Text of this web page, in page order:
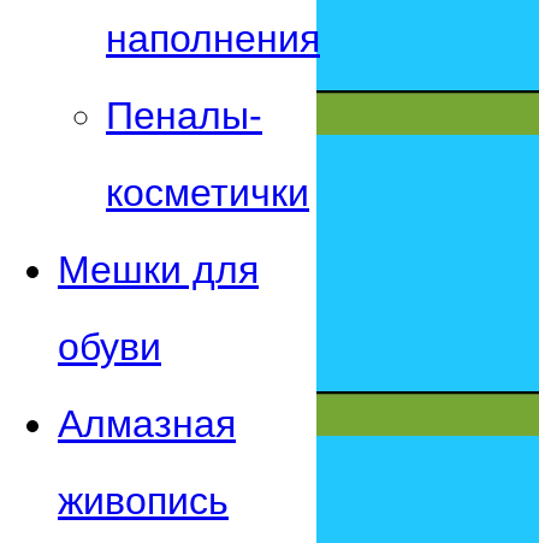
наполнения
Пеналы-
косметички
Мешки для
обуви
Алмазная
живопись